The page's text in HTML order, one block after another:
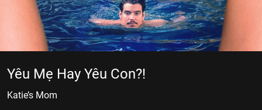
Yêu Mẹ Hay Yêu Con?!
Katie’s Mom